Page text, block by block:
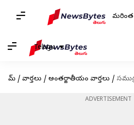
మరింత
Telugu
హోమ్ / వార్తలు / అంతర్జాతీయం వార్తలు / సముద్ర
ADVERTISEMENT